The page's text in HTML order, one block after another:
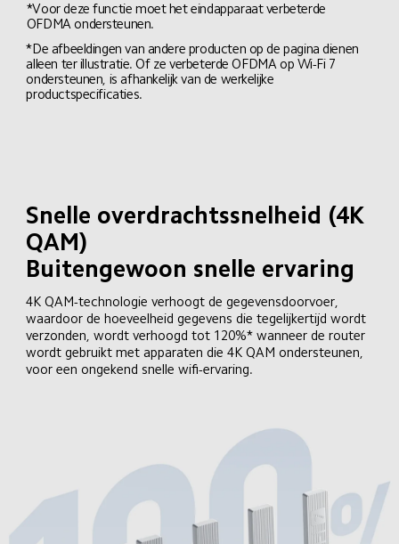
*Voor deze functie moet het eindapparaat verbeterde
OFDMA ondersteunen.
*De afbeeldingen van andere producten op de pagina dienen
alleen ter illustratie. Of ze verbeterde OFDMA op Wi-Fi 7
ondersteunen, is afhankelijk van de werkelijke
productspecificaties.
Snelle overdrachtssnelheid (4K
QAM)
Buitengewoon snelle ervaring
4K QAM-technologie verhoogt de gegevensdoorvoer,
waardoor de hoeveelheid gegevens die tegelijkertijd wordt
verzonden, wordt verhoogd tot 120%* wanneer de router
wordt gebruikt met apparaten die 4K QAM ondersteunen,
voor een ongekend snelle wifi-ervaring.